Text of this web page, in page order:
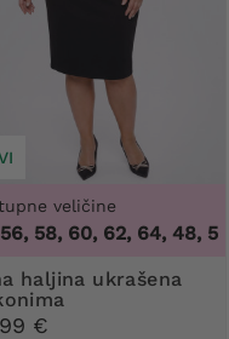
58, 60, 62, 64
veličine
60, 62, 64, 48, 50,
€